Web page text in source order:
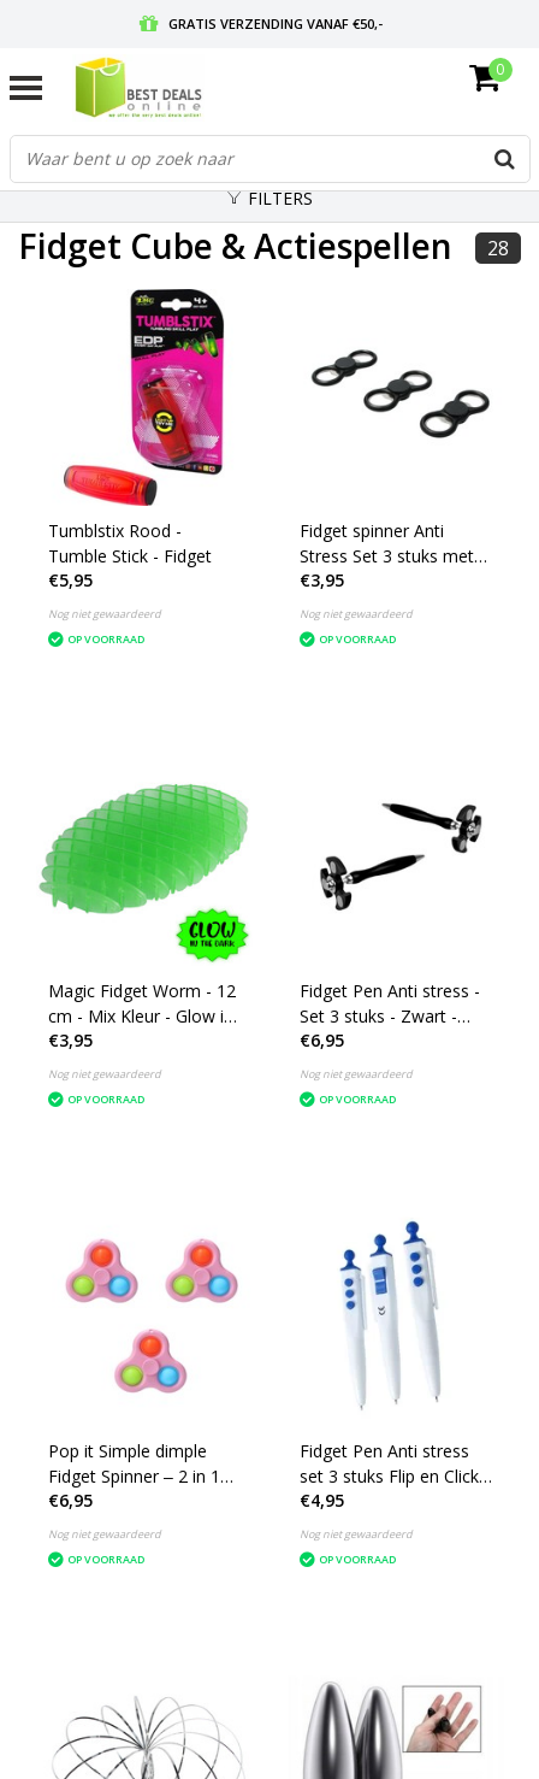
GRATIS VERZENDING VANAF €50,-
GRATIS RETOURNEREN EN 30 DAGEN BEDENKTIJD
0
FILTERS
Fidget Cube & Actiespellen 28
Tumblstix Rood -
Tumble Stick - Fidget
€5,95
Nog niet gewaardeerd
OP VOORRAAD
Fidget spinner Anti
Stress Set 3 stuks met
flessen opener zwart
€3,95
Nog niet gewaardeerd
OP VOORRAAD
Magic Fidget Worm - 12
cm - Mix Kleur - Glow in
the dark - Bekend van
o.a. TikTok
€3,95
Nog niet gewaardeerd
OP VOORRAAD
Fidget Pen Anti stress -
Set 3 stuks - Zwart -
Spinner
€6,95
Nog niet gewaardeerd
OP VOORRAAD
Pop it Simple dimple
Fidget Spinner ‒ 2 in 1
set 3 stuks ‒ Rage 2021
Roze
€6,95
Nog niet gewaardeerd
OP VOORRAAD
Fidget Pen Anti stress
set 3 stuks Flip en Click
Pen Wit-Blauw
€4,95
Nog niet gewaardeerd
OP VOORRAAD